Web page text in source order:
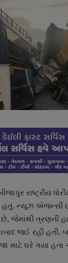
રાષ્ટ્રીય
હતું. ન્યૂઝ
છે, જેમાંથી ત્રણની
જઈ રહી હતી.
માટે ઘરે ગયા